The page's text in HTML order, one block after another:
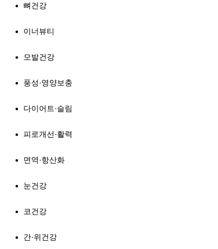
뼈건강
이너뷰티
모발건강
풍성·영양보충
다이어트·슬림
피로개선·활력
면역·항산화
눈건강
코건강
간·위건강